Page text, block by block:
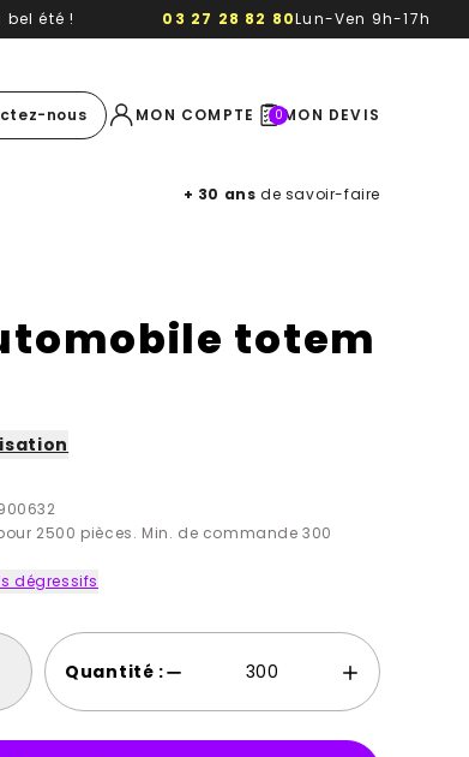
été !
03 27 28 82 80Lun-Ven 9h-17h
nous MON COMPTE 0MON DEVIS
+ 30 ans de savoir-faire
totem
2500 pièces. Min. de commande 300
dégressifs
Quantité :